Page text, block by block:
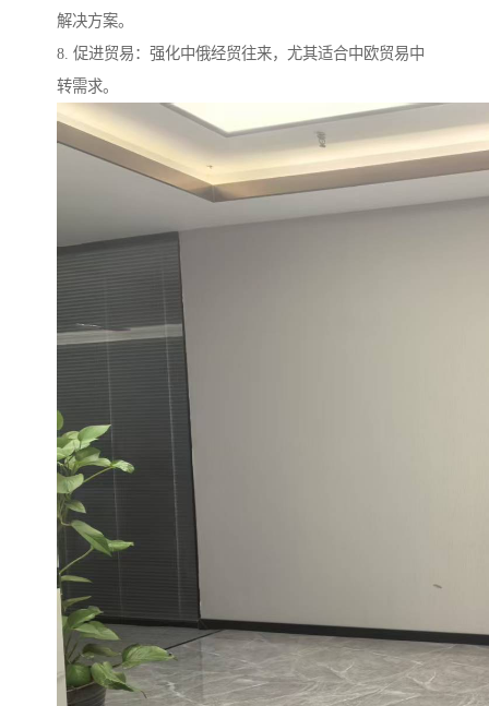
解决方案。
8. 促进贸易：强化中俄经贸往来，尤其适合中欧贸易中
转需求。